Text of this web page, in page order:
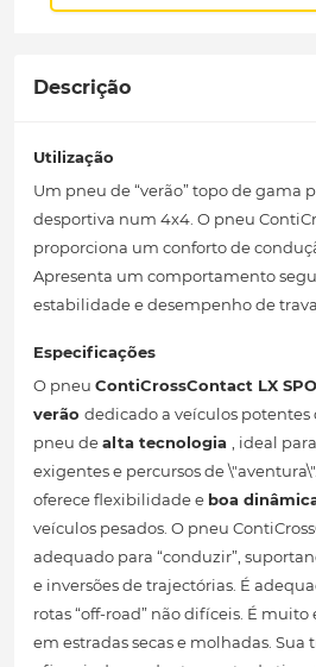
Descrição
Utilização
Um pneu de “verão” topo de gama
desportiva num 4x4. O pneu
proporciona um conforto de
Apresenta um comportamento
estabilidade e desempenho de
Especificações
O pneu ContiCrossContact LX
verão dedicado a veículos potentes
pneu dealta tecnologia , ideal
exigentes e percursos de
oferece flexibilidade e boa
veículos pesados. O pneu
adequado para “conduzir”,
e inversões de trajectórias. É
rotas “off-road” não difíceis. É
em estradas secas e molhadas. Sua